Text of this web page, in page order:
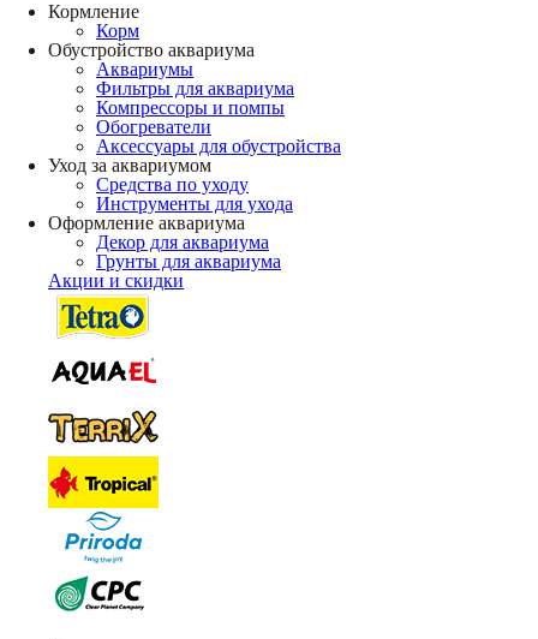
Кормление
Корм
Обустройство аквариума
Аквариумы
Фильтры для аквариума
Компрессоры и помпы
Обогреватели
Аксессуары для обустройства
Уход за аквариумом
Средства по уходу
Инструменты для ухода
Оформление аквариума
Декор для аквариума
Грунты для аквариума
Акции и скидки